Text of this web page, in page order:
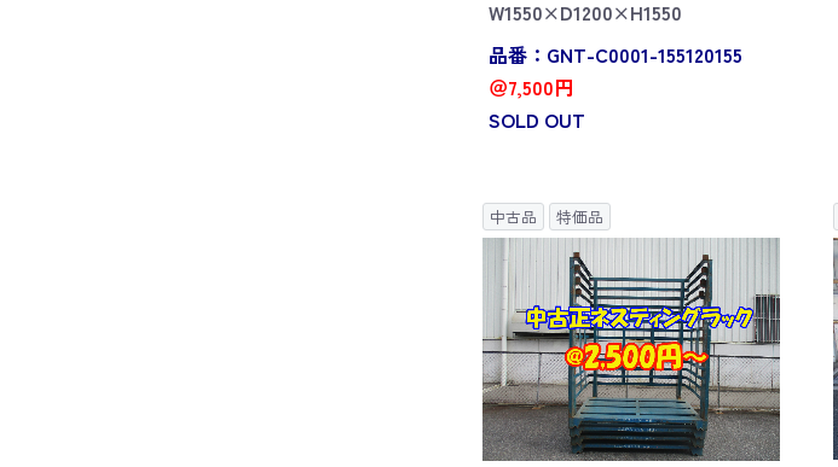
W1550×D1200×H1550
品番：GNT-C0001-155120155
＠7,500円
SOLD OUT
中古品 特価品